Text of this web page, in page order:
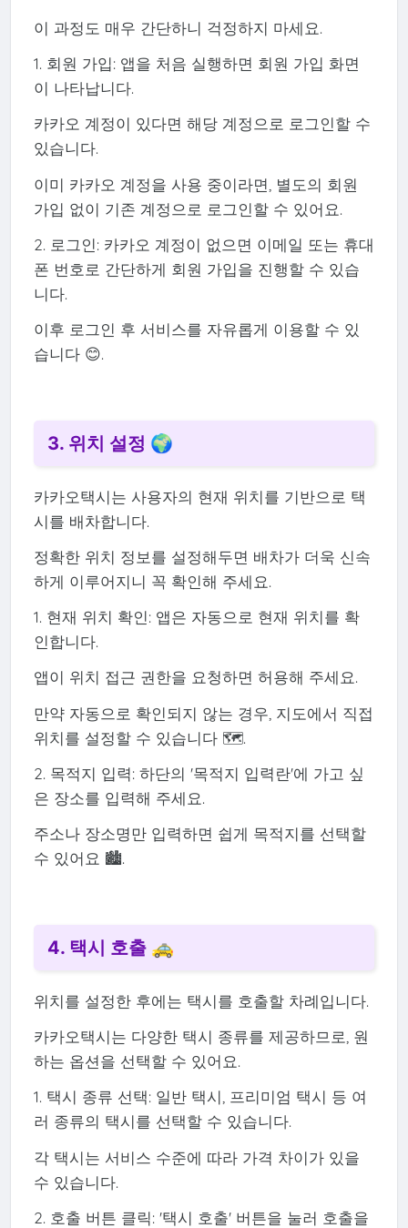
이 과정도 매우 간단하니 걱정하지 마세요.
1. 회원 가입: 앱을 처음 실행하면 회원 가입 화면
이 나타납니다.
카카오 계정이 있다면 해당 계정으로 로그인할 수
있습니다.
이미 카카오 계정을 사용 중이라면, 별도의 회원
가입 없이 기존 계정으로 로그인할 수 있어요.
2. 로그인: 카카오 계정이 없으면 이메일 또는 휴대
폰 번호로 간단하게 회원 가입을 진행할 수 있습
니다.
이후 로그인 후 서비스를 자유롭게 이용할 수 있
습니다 😊.
3. 위치 설정 🌍
카카오택시는 사용자의 현재 위치를 기반으로 택
시를 배차합니다.
정확한 위치 정보를 설정해두면 배차가 더욱 신속
하게 이루어지니 꼭 확인해 주세요.
1. 현재 위치 확인: 앱은 자동으로 현재 위치를 확
인합니다.
앱이 위치 접근 권한을 요청하면 허용해 주세요.
만약 자동으로 확인되지 않는 경우, 지도에서 직접
위치를 설정할 수 있습니다 🗺️.
2. 목적지 입력: 하단의 '목적지 입력란'에 가고 싶
은 장소를 입력해 주세요.
주소나 장소명만 입력하면 쉽게 목적지를 선택할
수 있어요 🏙️.
4. 택시 호출 🚕
위치를 설정한 후에는 택시를 호출할 차례입니다.
카카오택시는 다양한 택시 종류를 제공하므로, 원
하는 옵션을 선택할 수 있어요.
1. 택시 종류 선택: 일반 택시, 프리미엄 택시 등 여
러 종류의 택시를 선택할 수 있습니다.
각 택시는 서비스 수준에 따라 가격 차이가 있을
수 있습니다.
2. 호출 버튼 클릭: '택시 호출' 버튼을 눌러 호출을